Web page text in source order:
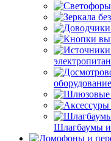
оборудование
Шлагбаумы и